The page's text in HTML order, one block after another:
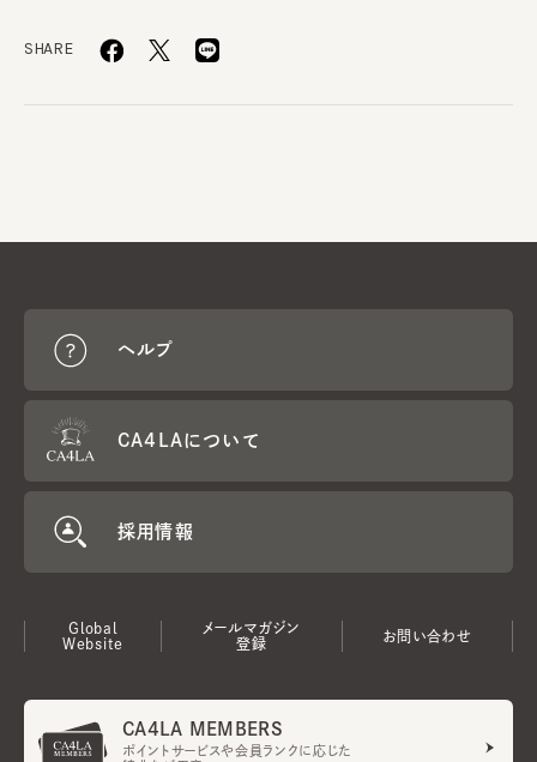
SHARE
ヘルプ
CA4LAについて
採用情報
Global
Website
メールマガジン
登録
お問い合わせ
CA4LA MEMBERS
ポイントサービスや会員ランクに応じた